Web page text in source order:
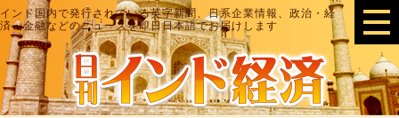
インド国内で発行されている英字新聞、日系企業情報、政治・経
済・金融などのニュースを即日日本語でお届けします